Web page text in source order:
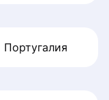
Португалия